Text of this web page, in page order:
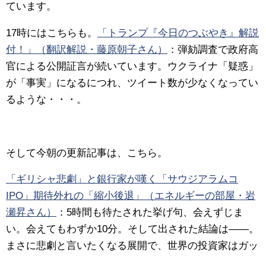
ています。
17時にはこちらも。
「トランプ『今日のつぶやき』解説
付！」（翻訳解説・藤原朝子さん）
： 弾劾調査で政府高
官による公開証言が続いています。ウクライナ「疑惑」
が「事実」になるにつれ、ツイート数が少なくなってい
るような・・・。
そして今朝の更新記事は、こちら。
「ギリシャ悲劇」と銀行家が嘆く「サウジアラムコ
IPO」期待外れの「縮小後退」（エネルギーの部屋・岩
瀬昇さん）
： 5時間も待たされた挙げ句、会えずじま
い。会えてもわずか10分。そして出された結論は――。
まさに悲劇と言いたくなる展開で、世界の投資家はガッ